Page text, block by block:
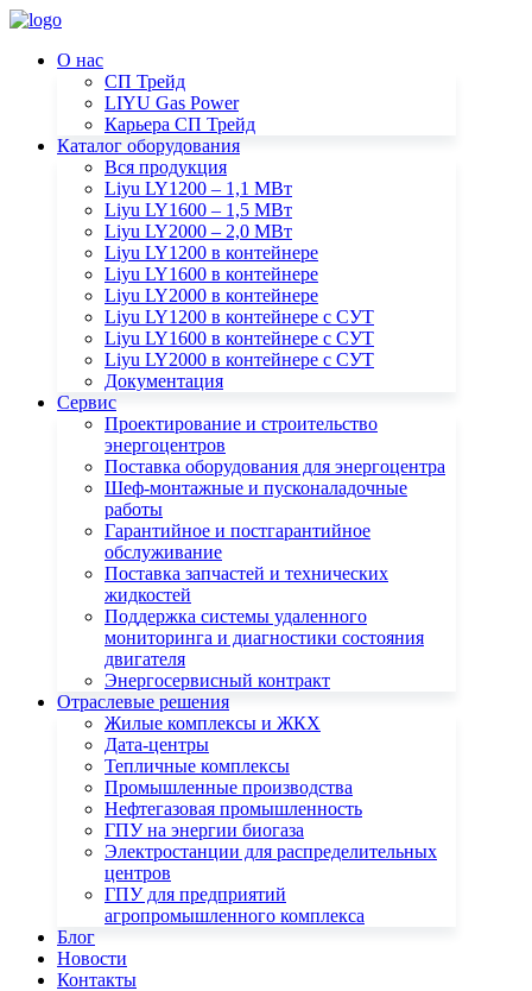
О нас
СП Трейд
LIYU Gas Power
Карьера СП Трейд
Каталог оборудования
Вся продукция
Liyu LY1200 – 1,1 МВт
Liyu LY1600 – 1,5 МВт
Liyu LY2000 – 2,0 МВт
Liyu LY1200 в контейнере
Liyu LY1600 в контейнере
Liyu LY2000 в контейнере
Liyu LY1200 в контейнере с СУТ
Liyu LY1600 в контейнере с СУТ
Liyu LY2000 в контейнере с СУТ
Документация
Сервис
Проектирование и строительство
энергоцентров
Поставка оборудования для энергоцентра
Шеф-монтажные и пусконаладочные
работы
Гарантийное и постгарантийное
обслуживание
Поставка запчастей и технических
жидкостей
Поддержка системы удаленного
мониторинга и диагностики состояния
двигателя
Энергосервисный контракт
Отраслевые решения
Жилые комплексы и ЖКХ
Дата-центры
Тепличные комплексы
Промышленные производства
Нефтегазовая промышленность
ГПУ на энергии биогаза
Электростанции для распределительных
центров
ГПУ для предприятий
агропромышленного комплекса
Блог
Новости
Контакты